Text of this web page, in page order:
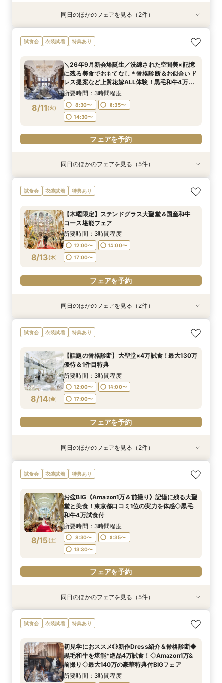
衣装試着 特典あり
8/10(月)
【話題の骨格診断】大聖堂×4万試食！最大130万
優待＆1件目特典
12:00〜
14:00〜
17:00〜
フェアを予約
特典あり
8/10(月)
【LGBTQカップル様へ】ふたりで選ぶ、ふたり
の形◇LGBT検定取得の専属スタッフがご案内◇
所要時間：3時間程度
12:00〜
14:00〜
17:00〜
フェアを予約
同日のほかのフェアを見る（2件）
試食会 衣装試着 特典あり
8/11(火)
＼26年9月新会場誕生／洗練された空間美×記憶
に残る美食でおもてなし＊骨格診断＆お似合いド
レス提案など上質花嫁ALL体験！黒毛和牛4万試
食付
所要時間：3時間程度
8:30〜
8:35〜
14:30〜
フェアを予約
衣装試着 特典あり
8/11(火)
《唯一無二の記憶に残るチャペル演出》ドレス映
え抜群の大聖堂で感動の挙式体験！骨格診断＆お
堪能＊
所要時間：3時間程度
フェアを予約
衣装試着 特典あり
8/11(火)
トレンド花嫁に◎SNSで話題の最新マッピング演
出*絶品4万試食付きBIGフェア
8:30〜
8:35〜
14:30〜
フェアを予約
衣装試着 特典あり
8/11(火)
＜料理重視の方へ◎＞こだわり抜いた記憶に残る
美食体験◇黒毛和牛4万試食付き！骨格診断＆お
所要時間：3時間程度
14:30〜
フェアを予約
衣装試着 特典あり
8/11(火)
【歴史感じる本格大聖堂×洗練された美食】黒毛
和牛4万試食で美食を確認！骨格診断＆お似合い
所要時間：3時間程度
14:30〜
フェアを予約
衣装試着 特典あり
8/11(火)
＜初見学に◎＞じっくり相談会×大聖堂×上質会
場×絶品4万試食付きBIGフェア
8:30〜
8:35〜
14:30〜
フェアを予約
同日のほかのフェアを見る（5件）
試食会 衣装試着 特典あり
8/13(木)
【木曜限定】ステンドグラス大聖堂＆国産和牛
コース堪能フェア
所要時間：3時間程度
12:00〜
14:00〜
17:00〜
フェアを予約
衣装試着 特典あり
8/13(木)
＜初見学におススメ＞全館見学×4万コース試食×
じっくり相談会
12:00〜
14:00〜
17:00〜
フェアを予約
特典あり
8/13(木)
【LGBTQカップル様へ】ふたりで選ぶ、ふたり
の形◇LGBT検定取得の専属スタッフがご案内◇
所要時間：3時間程度
17:00〜
フェアを予約
同日のほかのフェアを見る（2件）
試食会 衣装試着 特典あり
8/14(金)
【話題の骨格診断】大聖堂×4万試食！最大130万
優待＆1件目特典
所要時間：3時間程度
12:00〜
14:00〜
17:00〜
フェアを予約
衣装試着 特典あり
8/14(金)
＜初見学におススメ＞全館見学×4万コース試食×
じっくり相談会
12:00〜
14:00〜
17:00〜
フェアを予約
特典あり
8/14(金)
【LGBTQカップル様へ】ふたりで選ぶ、ふたり
の形◇LGBT検定取得の専属スタッフがご案内◇
所要時間：3時間程度
12:00〜
17:00〜
フェアを予約
同日のほかのフェアを見る（2件）
試食会 衣装試着 特典あり
8/15(土)
お盆BIG《Amazon1万＆前撮り》記憶に残る大聖
堂と美食！東京都口コミ1位の実力を体感◇黒毛
和牛4万試食付
所要時間：3時間程度
8:30〜
8:35〜
13:30〜
フェアを予約
衣装試着 特典あり
8/15(土)
【歴史感じる本格大聖堂×洗練された美食】黒毛
和牛4万試食で美食を確認！骨格診断＆お似合い
所要時間：3時間程度
8:30〜
8:35〜
13:30〜
衣装試着 特典あり
8/15(土)
《唯一無二の記憶に残るチャペル演出》ドレス映
え抜群の大聖堂で感動の挙式体験！骨格診断＆お
堪能＊
所要時間：3時間程度
8:35〜
衣装試着 特典あり
8/15(土)
＜初見学に◎＞じっくり相談会×大聖堂×上質会
場×絶品4万試食付きBIGフェア
8:30〜
8:35〜
13:30〜
衣装試着 特典あり
8/15(土)
＜料理重視の方へ◎＞こだわり抜いた記憶に残る
美食体験◇黒毛和牛4万試食付き！骨格診断＆お
所要時間：3時間程度
8:30〜
8:35〜
13:30〜
衣装試着 特典あり
8/15(土)
トレンド花嫁に◎SNSで話題の最新マッピング演
出*絶品4万試食付きBIGフェア
8:30〜
8:35〜
13:30〜
同日のほかのフェアを見る（5件）
試食会 衣装試着 特典あり
初見学におススメ◎新作Dress紹介＆骨格診断◆
黒毛和牛を堪能*絶品4万試食！◇Amazon1万&
前撮り◇最大140万の豪華特典付BIGフェア
所要時間：3時間程度